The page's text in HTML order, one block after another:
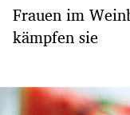
Frauen im
kämpfen sie